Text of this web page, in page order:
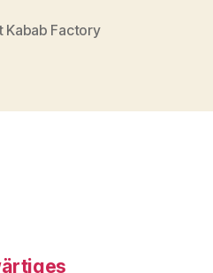
Kabab Factory